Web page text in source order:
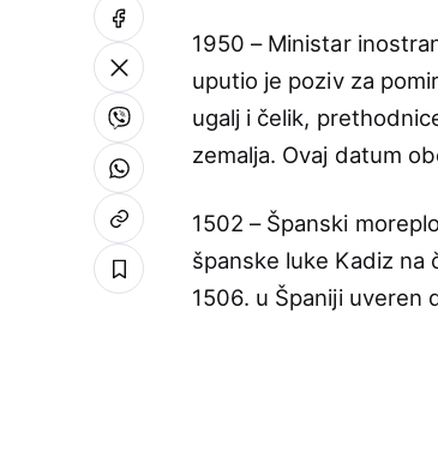
1950 – Ministar
uputio je poziv za
ugalj i čelik,
zemalja. Ovaj datum
1502 – Španski
španske luke Kadiz
1506. u Španiji uveren